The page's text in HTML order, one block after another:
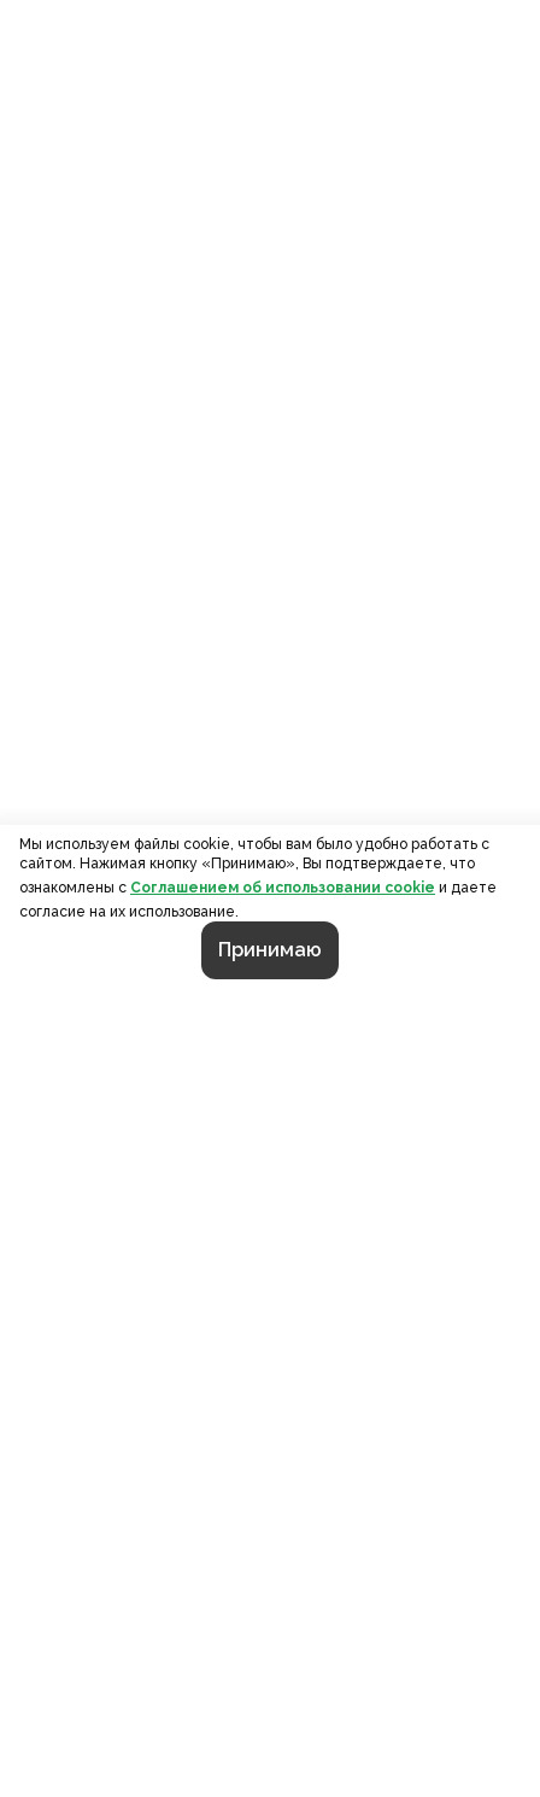
Мы используем файлы cookie, чтобы вам было удобно работать с
сайтом. Нажимая кнопку «Принимаю», Вы подтверждаете, что
ознакомлены с Соглашением об использовании cookie и даете
согласие на их использование.
Принимаю